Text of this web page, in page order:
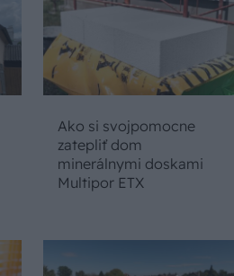
Ako si svojpomocne
zatepliť dom
minerálnymi doskami
Multipor ETX